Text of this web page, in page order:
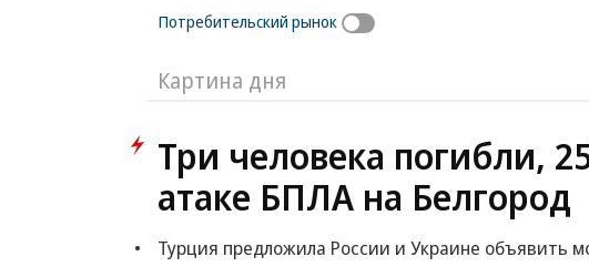
Потребительский рынок
Картина дня
Три человека погибли,
атаке БПЛА на Белгород
Турция предложила России и Украине объявить